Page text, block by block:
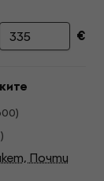
Минимална цена
Максимална цена
€
)
)
Почти